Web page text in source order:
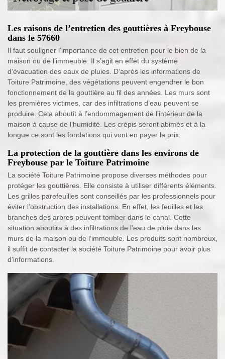
Les raisons de l’entretien des gouttières à Freybouse
dans le 57660
Il faut souligner l’importance de cet entretien pour le bien de la
maison ou de l’immeuble. Il s’agit en effet du système
d’évacuation des eaux de pluies. D’après les informations de
Toiture Patrimoine, des végétations peuvent engendrer le bon
fonctionnement de la gouttière au fil des années. Les murs sont
les premières victimes, car des infiltrations d’eau peuvent se
produire. Cela aboutit à l’endommagement de l’intérieur de la
maison à cause de l’humidité. Les crépis seront abimés et à la
longue ce sont les fondations qui vont en payer le prix.
La protection de la gouttière dans les environs de
Freybouse par le Toiture Patrimoine
La société Toiture Patrimoine propose diverses méthodes pour
protéger les gouttières. Elle consiste à utiliser différents éléments.
Les grilles parefeuilles sont conseillés par les professionnels pour
éviter l’obstruction des installations. En effet, les feuilles et les
branches des arbres peuvent tomber dans le canal. Cette
situation aboutira à des infiltrations de l’eau de pluie dans les
murs de la maison ou de l’immeuble. Les produits sont nombreux,
il suffit de contacter la société Toiture Patrimoine pour avoir plus
d’informations.